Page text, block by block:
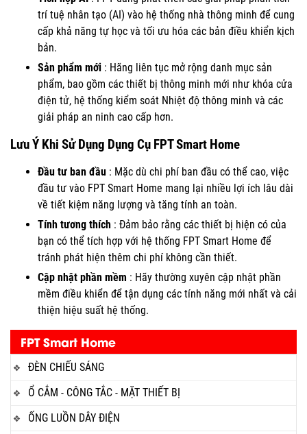
FPT Smart Home
ĐÈN CHIẾU SÁNG
Ổ CẮM - CÔNG TẮC - MẶT THIẾT BỊ
ỐNG LUỒN DÂY ĐIỆN
trí tuệ nhân tạo (AI) vào hệ thống nhà thông minh để cung
cấp khả năng tự học và tối ưu hóa các bản điều khiển kịch
bản.
Sản phẩm mới : Hãng liên tục mở rộng danh mục sản
phẩm, bao gồm các thiết bị thông minh mới như khóa cửa
điện tử, hệ thống kiểm soát Nhiệt độ thông minh và các
giải pháp an ninh cao cấp hơn.
Lưu Ý Khi Sử Dụng Dụng Cụ FPT Smart Home
Đầu tư ban đầu : Mặc dù chi phí ban đầu có thể cao, việc
đầu tư vào FPT Smart Home mang lại nhiều lợi ích lâu dài
về tiết kiệm năng lượng và tăng tính an toàn.
Tính tương thích : Đảm bảo rằng các thiết bị hiện có của
bạn có thể tích hợp với hệ thống FPT Smart Home để
tránh phát hiện thêm chi phí không cần thiết.
Cập nhật phần mềm : Hãy thường xuyên cập nhật phần
mềm điều khiển để tận dụng các tính năng mới nhất và cải
thiện hiệu suất hệ thống.